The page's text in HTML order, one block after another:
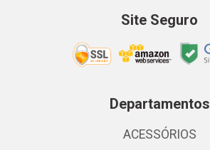
Site Seguro
Departamentos
ACESSÓRIOS